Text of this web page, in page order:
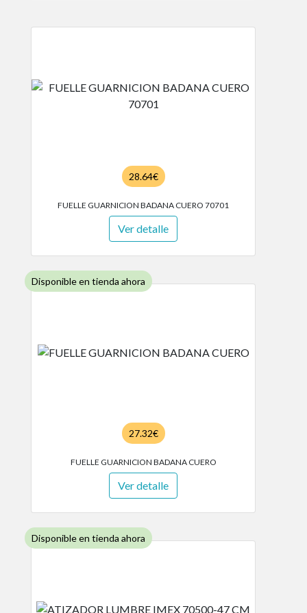
28.64€
FUELLE GUARNICION BADANA CUERO 70701
Ver detalle
Disponible en tienda ahora
27.32€
FUELLE GUARNICION BADANA CUERO
Ver detalle
Disponible en tienda ahora